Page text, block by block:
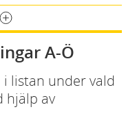
A-Ö
i listan under vald
hjälp av